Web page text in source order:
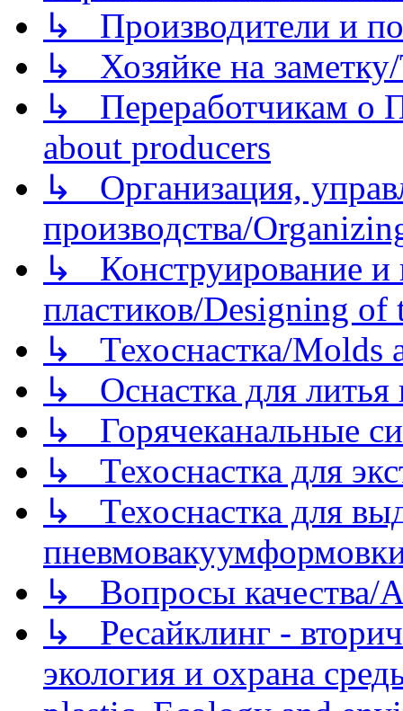
↳ Производители и
↳ Хозяйке на
↳ Переработчикам о
about producers
↳ Организация,
производства/
↳ Конструирование и
пластиков/Designing of
↳ Техоснастка/Molds
↳ Оснастка для литья
↳ Горячеканальные
↳ Техоснастка для
↳ Техоснастка для
↳ Вопросы качества/
↳ Ресайклинг -
экология и охрана